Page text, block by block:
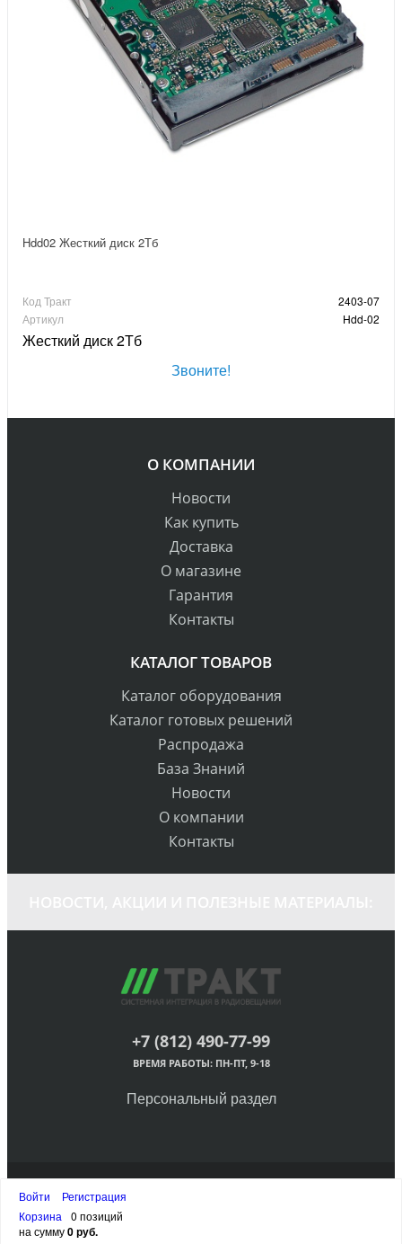
Hdd02 Жесткий диск 2Тб
Код Тракт
2403-07
Артикул
Hdd-02
Жесткий диск 2Тб
Звоните!
О КОМПАНИИ
Новости
Как купить
Доставка
О магазине
Гарантия
Контакты
КАТАЛОГ ТОВАРОВ
Каталог оборудования
Каталог готовых решений
Распродажа
База Знаний
Новости
О компании
Контакты
+7 (812) 490-77-99
ВРЕМЯ РАБОТЫ: ПН-ПТ, 9-18
Персональный раздел
© ЗАО «Трактъ», 1998-2023 Все права защищены.
Войти
Регистрация
Корзина
0 позиций
на сумму0 руб.